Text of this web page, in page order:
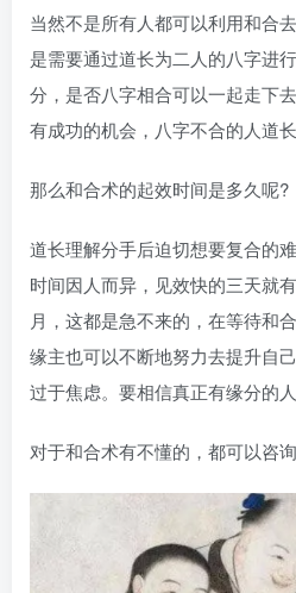
当然不是所有人都可以利用和合
是需要通过道长为二人的八字进
分，是否八字相合可以一起走下
有成功的机会，八字不合的人道
那么和合术的起效时间是多久呢?
道长理解分手后迫切想要复合的
时间因人而异，见效快的三天就
月，这都是急不来的，在等待和
缘主也可以不断地努力去提升自
过于焦虑。要相信真正有缘分的人
对于和合术有不懂的，都可以咨